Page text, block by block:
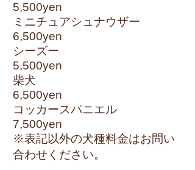
5,500yen
ミニチュアシュナウザー
6,500yen
シーズー
5,500yen
柴犬
6,500yen
コッカースパニエル
7,500yen
​※表記以外の犬種料金はお問い
合わせください。